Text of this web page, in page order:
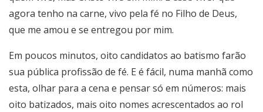
agora tenho na carne, vivo pela fé no Filho de Deus,
que me amou e se entregou por mim.
Em poucos minutos, oito candidatos ao batismo farão
sua pública profissão de fé. E é fácil, numa manhã como
esta, olhar para a cena e pensar só em números: mais
oito batizados, mais oito nomes acrescentados ao rol